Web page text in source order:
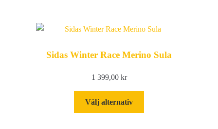
Sidas Winter Race Merino Sula
1 399,00 kr
Välj alternativ